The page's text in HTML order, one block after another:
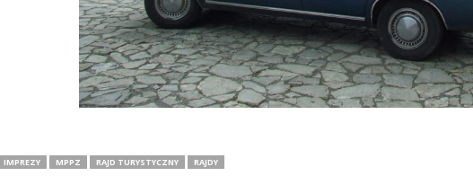
IMPREZY MPPZ RAJD TURYSTYCZNY RAJDY